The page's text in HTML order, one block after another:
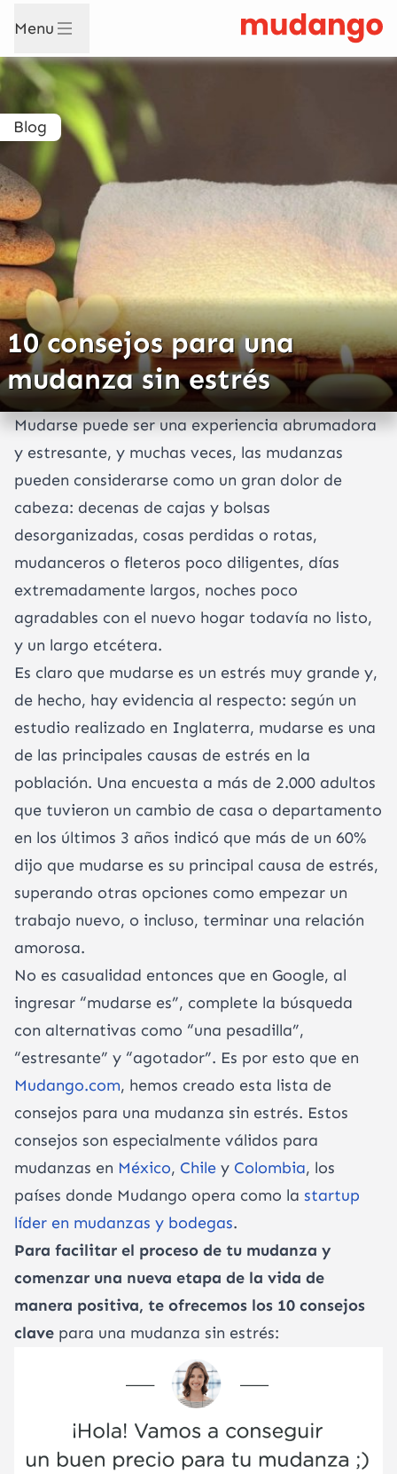
Menu
10 consejos para una
mudanza sin estrés
Blog
Mudarse puede ser una experiencia abrumadora
y estresante, y muchas veces, las mudanzas
pueden considerarse como un gran dolor de
cabeza: decenas de cajas y bolsas
desorganizadas, cosas perdidas o rotas,
mudanceros o fleteros poco diligentes, días
extremadamente largos, noches poco
agradables con el nuevo hogar todavía no listo,
y un largo etcétera.
Es claro que mudarse es un estrés muy grande y,
de hecho, hay evidencia al respecto: según un
estudio realizado en Inglaterra, mudarse es una
de las principales causas de estrés en la
población. Una encuesta a más de 2.000 adultos
que tuvieron un cambio de casa o departamento
en los últimos 3 años indicó que más de un 60%
dijo que mudarse es su principal causa de estrés,
superando otras opciones como empezar un
trabajo nuevo, o incluso, terminar una relación
amorosa.
No es casualidad entonces que en Google, al
ingresar “mudarse es”, complete la búsqueda
con alternativas como “una pesadilla”,
“estresante” y “agotador”. Es por esto que en
Mudango.com, hemos creado esta lista de
consejos para una mudanza sin estrés. Estos
consejos son especialmente válidos para
mudanzas en México, Chile y Colombia, los
países donde Mudango opera como la startup
líder en mudanzas y bodegas.
Para facilitar el proceso de tu mudanza y
comenzar una nueva etapa de la vida de
manera positiva, te ofrecemos los 10 consejos
clave para una mudanza sin estrés: